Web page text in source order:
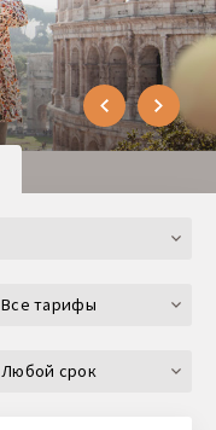
Все тарифы
Любой срок